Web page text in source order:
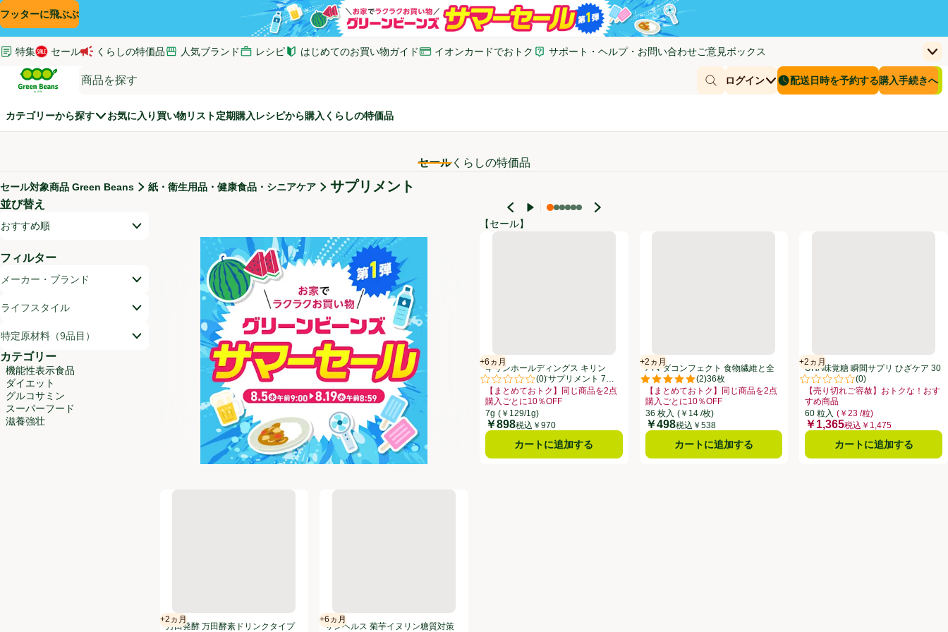
コンテンツに飛ぶ
検索に飛ぶ
フッターに飛ぶ
特集 セール くらしの特価品 人気ブランド レシピ はじめてのお買い物ガイド
(新しいウィンドウで開く)
イオンカードでおトク
(新しいウィンドウで開く)
サポート・ヘルプ・お問い合わせ
(新しいウィンドウで開く)
ご意見ボックス
(新しいウィンドウで開く)
上
Green Beans
商品を探す
ログイン
配送日時を予約する
配送日時を予約する購入手続きへ
お客さまのカ
￥0
カテゴリーから探す お気に入り 買い物リスト定期購入 レシピから購入 くらしの特価品
セールくらしの特価品
セール対象商品
セール対象商品 Green Beans 紙・衛生用品・健康食品・シニアケア サプリメント
並び替え
開いて並び替えオプションのリストを見る
おすすめ順
フィルター
メーカー・ブランド
ライフスタイル
特定原材料（9品目）
カテゴリー
機能性表示食品
ダイエット
グルコサミン
スーパーフード
滋養強壮
【セール】
キリンホールディングス キリン iMUSE 免疫ケアサプリメント 7日分
+6ヵ月
賞味・消費期限保証：6ヵ月
(0)
評価は0件のレビューで5点中0.0点。
キリンホールディングス キリン
iMUSE 免疫ケアサプリメント 7日
分
【まとめておトク】同じ商品を2点
購入ごとに10％OFF
お買い得品名：【まとめておトク】同じ商品を2点購入ごとに10％OFF、、クリックしてこのオファーのある全商品リス
7g (￥129/1g)
価格
￥898税込￥970
カートに追加する
ハマダコンフェクト 食物繊維と全粒粉ウエハース 36枚
+2ヵ月
賞味・消費期限保証：2ヵ月
(2)
評価は2件のレビューで5点中5.0点。
ハマダコンフェクト 食物繊維と全
粒粉ウエハース 36枚
【まとめておトク】同じ商品を2点
購入ごとに10％OFF
お買い得品名：【まとめておトク】同じ商品を2点購入ごとに10％OFF、、ク
36 枚入 (￥14 /枚)
価格
￥498税込￥538
カートに追加する
UHA味覚糖 瞬間サプリ ひざ
+2ヵ月
賞味・消費期限保証：2ヵ月
機能性表示食品
(0)
評価は0件のレビューで5点中0.0
UHA味覚糖 瞬間サプリ ひざケア 30
日分 60粒
【売り切れご容赦】おトクな！おす
すめ商品
お買い得品名：【売り切れご容赦】
60 粒入 (￥23 /粒)
価格
￥1,365税込￥1,475
カートに追加する
万田発酵 万田酵素ドリンクタイプ 50ml x 10本
+2ヵ月
賞味・消費期限保証：2ヵ月
万田発酵 万田酵素ドリンクタイプ
サンヘルス 菊芋イヌリン糖質対策 30本
+6ヵ月
賞味・消費期限保証：6ヵ月
サンヘルス 菊芋イヌリン糖質対策